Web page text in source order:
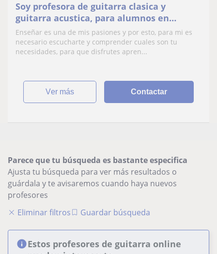
Soy profesora de guitarra clasica y
guitarra acustica, para alumnos en
edades años en adelante
Enseñar es una de mis pasiones y por esto, para mi es
necesario escucharte y comprender cuales son tu
necesidades, para que disfrutes apren...
ver más Contactar
Parece que tu búsqueda es bastante especifica
Ajusta tu búsqueda para ver más resultados o
guárdala y te avisaremos cuando haya nuevos
profesores
Eliminar filtros
Guardar búsqueda
Estos profesores de guitarra online